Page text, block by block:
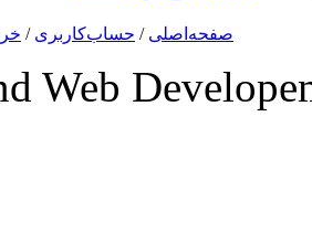
صفحه‌اصلی / حساب‌کاربری /
Web